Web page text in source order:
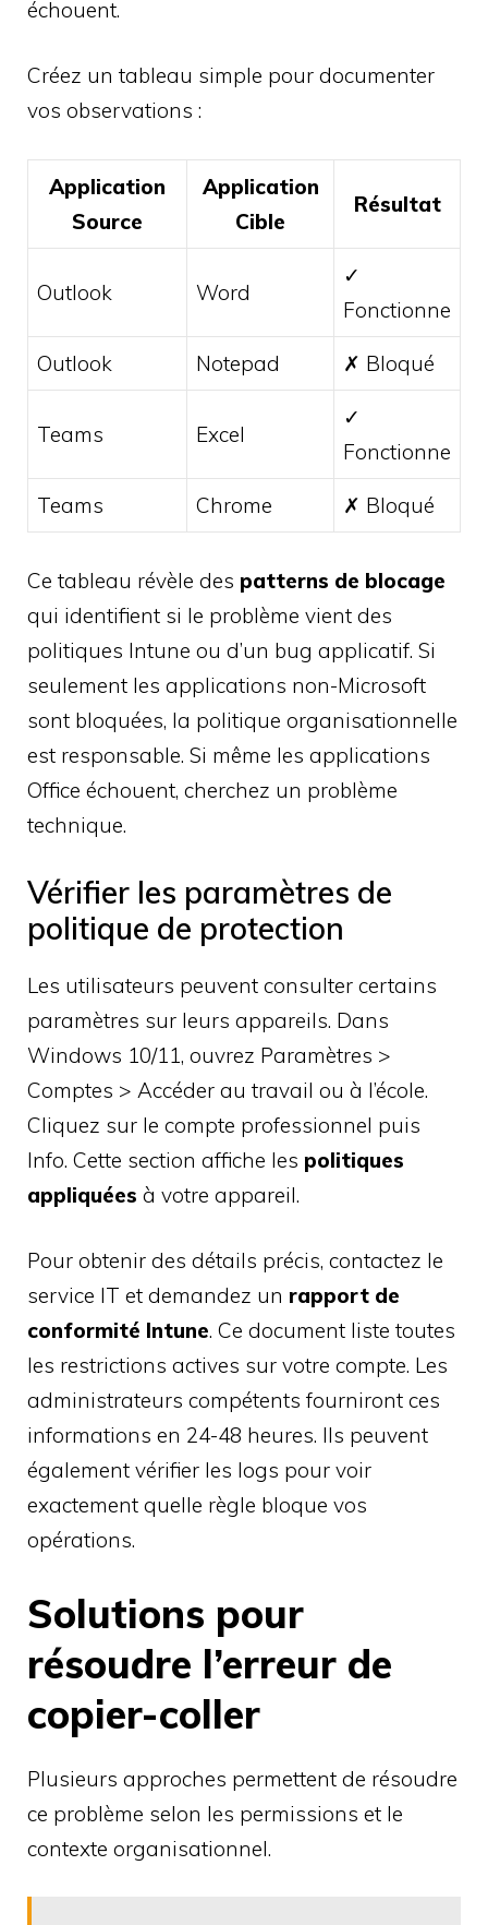
échouent.
Créez un tableau simple pour documenter
vos observations :
Application
Source
Application
Cible
Résultat
Outlook Word
✓
Fonctionne
Outlook Notepad ✗ Bloqué
Teams Excel
✓
Fonctionne
Teams Chrome ✗ Bloqué
Ce tableau révèle des patterns de blocage
qui identifient si le problème vient des
politiques Intune ou d’un bug applicatif. Si
seulement les applications non-Microsoft
sont bloquées, la politique organisationnelle
est responsable. Si même les applications
Office échouent, cherchez un problème
technique.
Vérifier les paramètres de
politique de protection
Les utilisateurs peuvent consulter certains
paramètres sur leurs appareils. Dans
Windows 10/11, ouvrez Paramètres >
Comptes > Accéder au travail ou à l’école.
Cliquez sur le compte professionnel puis
Info. Cette section affiche les politiques
appliquées à votre appareil.
Pour obtenir des détails précis, contactez le
service IT et demandez un rapport de
conformité Intune. Ce document liste toutes
les restrictions actives sur votre compte. Les
administrateurs compétents fourniront ces
informations en 24-48 heures. Ils peuvent
également vérifier les logs pour voir
exactement quelle règle bloque vos
opérations.
Solutions pour
résoudre l’erreur de
copier-coller
Plusieurs approches permettent de résoudre
ce problème selon les permissions et le
contexte organisationnel.